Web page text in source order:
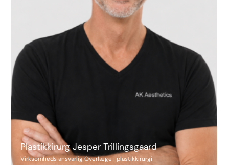
Plastikkirurg Jesper Trillingsgaard
Virksomheds ansvarlig Overlæge i plastikkirurgi